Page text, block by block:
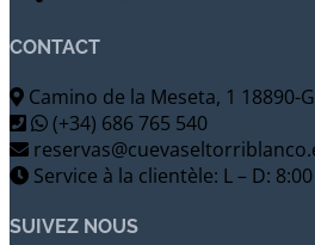
CONTACT
Camino de la Meseta, 1 18890-
(+34) 686 765 540
Service à la clientèle: L – D:
SUIVEZ NOUS